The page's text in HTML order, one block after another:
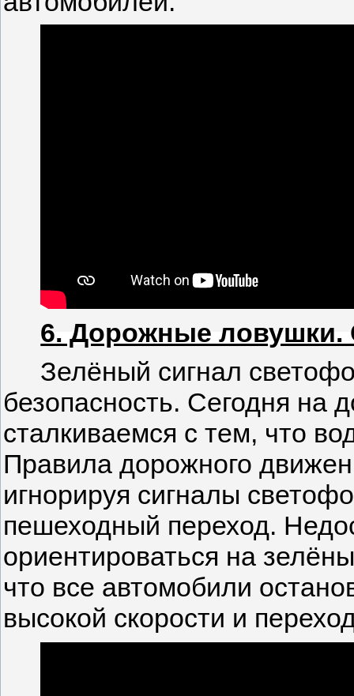
6. Дорожные ловушки.
Зелёный сигнал
безопасность. Сегодня на
сталкиваемся с тем, что
Правила дорожного
игнорируя сигналы
пешеходный переход.
ориентироваться на
что все автомобили
высокой скорости и